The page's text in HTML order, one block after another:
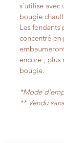
s'utilise avec
bougie
Les fondants
concentré en
encore , plus
bougie.
*Mode
** Vendu